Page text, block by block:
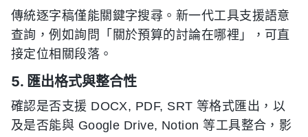
傳統逐字稿僅能關鍵字搜尋。新一代工具支援語意
查詢，例如詢問「關於預算的討論在哪裡」，可直
接定位相關段落。
5. 匯出格式與整合性
確認是否支援 DOCX, PDF, SRT 等格式匯出，以
及是否能與 Google Drive, Notion 等工具整合，影